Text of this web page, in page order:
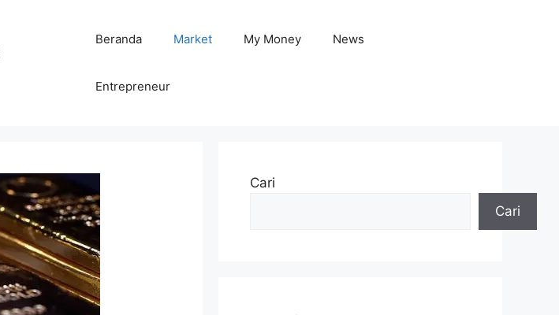
Beranda Market My Money News
Entrepreneur
Cari
Cari